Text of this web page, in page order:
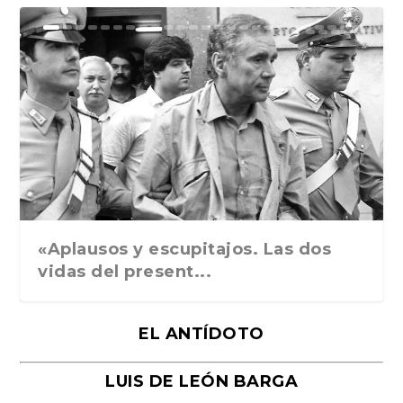
Ground Rules. Alejan...
«Rafael: Poesía subl...
Bienvenidos al circo...
Georges de La Tour. ...
Robert Capa: la hist...
«Aplausos y escupitajos. Las dos
vidas del present...
EL ANTÍDOTO
LUIS DE LEÓN BARGA